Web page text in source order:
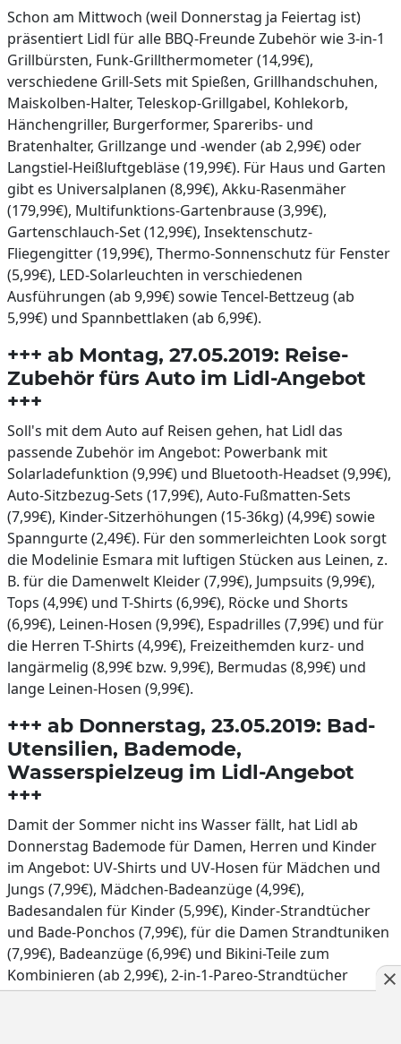
Schon am Mittwoch (weil Donnerstag ja Feiertag ist)
präsentiert Lidl für alle BBQ-Freunde Zubehör wie 3-in-1
Grillbürsten, Funk-Grillthermometer (14,99€),
verschiedene Grill-Sets mit Spießen, Grillhandschuhen,
Maiskolben-Halter, Teleskop-Grillgabel, Kohlekorb,
Hänchengriller, Burgerformer, Spareribs- und
Bratenhalter, Grillzange und -wender (ab 2,99€) oder
Langstiel-Heißluftgebläse (19,99€). Für Haus und Garten
gibt es Universalplanen (8,99€), Akku-Rasenmäher
(179,99€), Multifunktions-Gartenbrause (3,99€),
Gartenschlauch-Set (12,99€), Insektenschutz-
Fliegengitter (19,99€), Thermo-Sonnenschutz für Fenster
(5,99€), LED-Solarleuchten in verschiedenen
Ausführungen (ab 9,99€) sowie Tencel-Bettzeug (ab
5,99€) und Spannbettlaken (ab 6,99€).
+++ ab Montag, 27.05.2019: Reise-
Zubehör fürs Auto im Lidl-Angebot
+++
Soll's mit dem Auto auf Reisen gehen, hat Lidl das
passende Zubehör im Angebot: Powerbank mit
Solarladefunktion (9,99€) und Bluetooth-Headset (9,99€),
Auto-Sitzbezug-Sets (17,99€), Auto-Fußmatten-Sets
(7,99€), Kinder-Sitzerhöhungen (15-36kg) (4,99€) sowie
Spanngurte (2,49€). Für den sommerleichten Look sorgt
die Modelinie Esmara mit luftigen Stücken aus Leinen, z.
B. für die Damenwelt Kleider (7,99€), Jumpsuits (9,99€),
Tops (4,99€) und T-Shirts (6,99€), Röcke und Shorts
(6,99€), Leinen-Hosen (9,99€), Espadrilles (7,99€) und für
die Herren T-Shirts (4,99€), Freizeithemden kurz- und
langärmelig (8,99€ bzw. 9,99€), Bermudas (8,99€) und
lange Leinen-Hosen (9,99€).
+++ ab Donnerstag, 23.05.2019: Bad-
Utensilien, Bademode,
Wasserspielzeug im Lidl-Angebot
+++
Damit der Sommer nicht ins Wasser fällt, hat Lidl ab
Donnerstag Bademode für Damen, Herren und Kinder
im Angebot: UV-Shirts und UV-Hosen für Mädchen und
Jungs (7,99€), Mädchen-Badeanzüge (4,99€),
Badesandalen für Kinder (5,99€), Kinder-Strandtücher
und Bade-Ponchos (7,99€), für die Damen Strandtuniken
(7,99€), Badeanzüge (6,99€) und Bikini-Teile zum
Kombinieren (ab 2,99€), 2-in-1-Pareo-Strandtücher
(6,99€) sowie Herren-Badeshorts (4,99€).